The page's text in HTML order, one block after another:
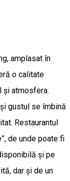
amplasat în
o calitate
și atmosfera.
gustul se îmbină
Restaurantul
de unde poate fi
și pe
dar și de un